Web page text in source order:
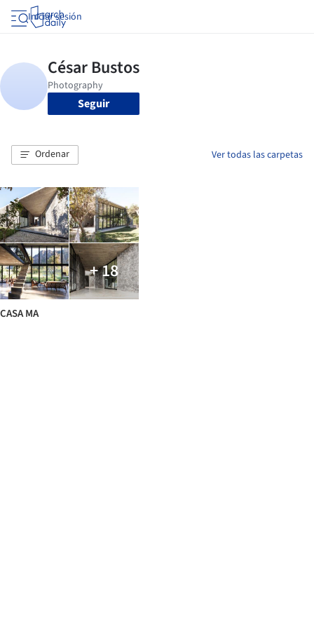
Iniciar sesión
Seguir
Ordenar Ver todas las carpetas
+ 18
CASA MA